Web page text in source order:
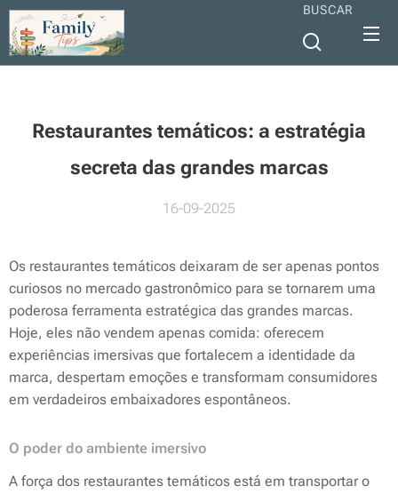
BUSCAR
Restaurantes temáticos: a estratégia
secreta das grandes marcas
16-09-2025
Os restaurantes temáticos deixaram de ser apenas pontos
curiosos no mercado gastronômico para se tornarem uma
poderosa ferramenta estratégica das grandes marcas.
Hoje, eles não vendem apenas comida: oferecem
experiências imersivas que fortalecem a identidade da
marca, despertam emoções e transformam consumidores
em verdadeiros embaixadores espontâneos.
O poder do ambiente imersivo
A força dos restaurantes temáticos está em transportar o